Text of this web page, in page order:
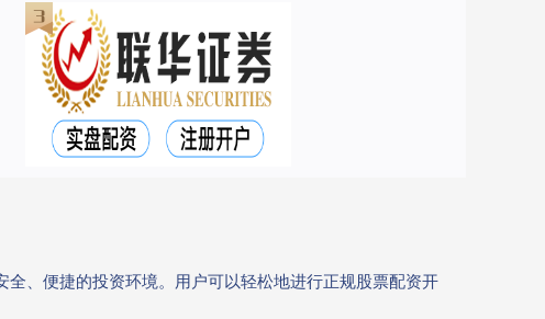
、便捷的投资环境。用户可以轻松地进行正规股票配资开